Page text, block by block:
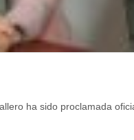
ha sido proclamada